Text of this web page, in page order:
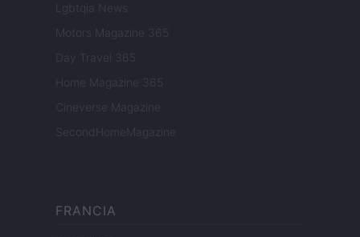
Lgbtqia News
Motors Magazine 365
Day Travel 365
Home Magazine 365
Cineverse Magazine
SecondHomeMagazine
FRANCIA